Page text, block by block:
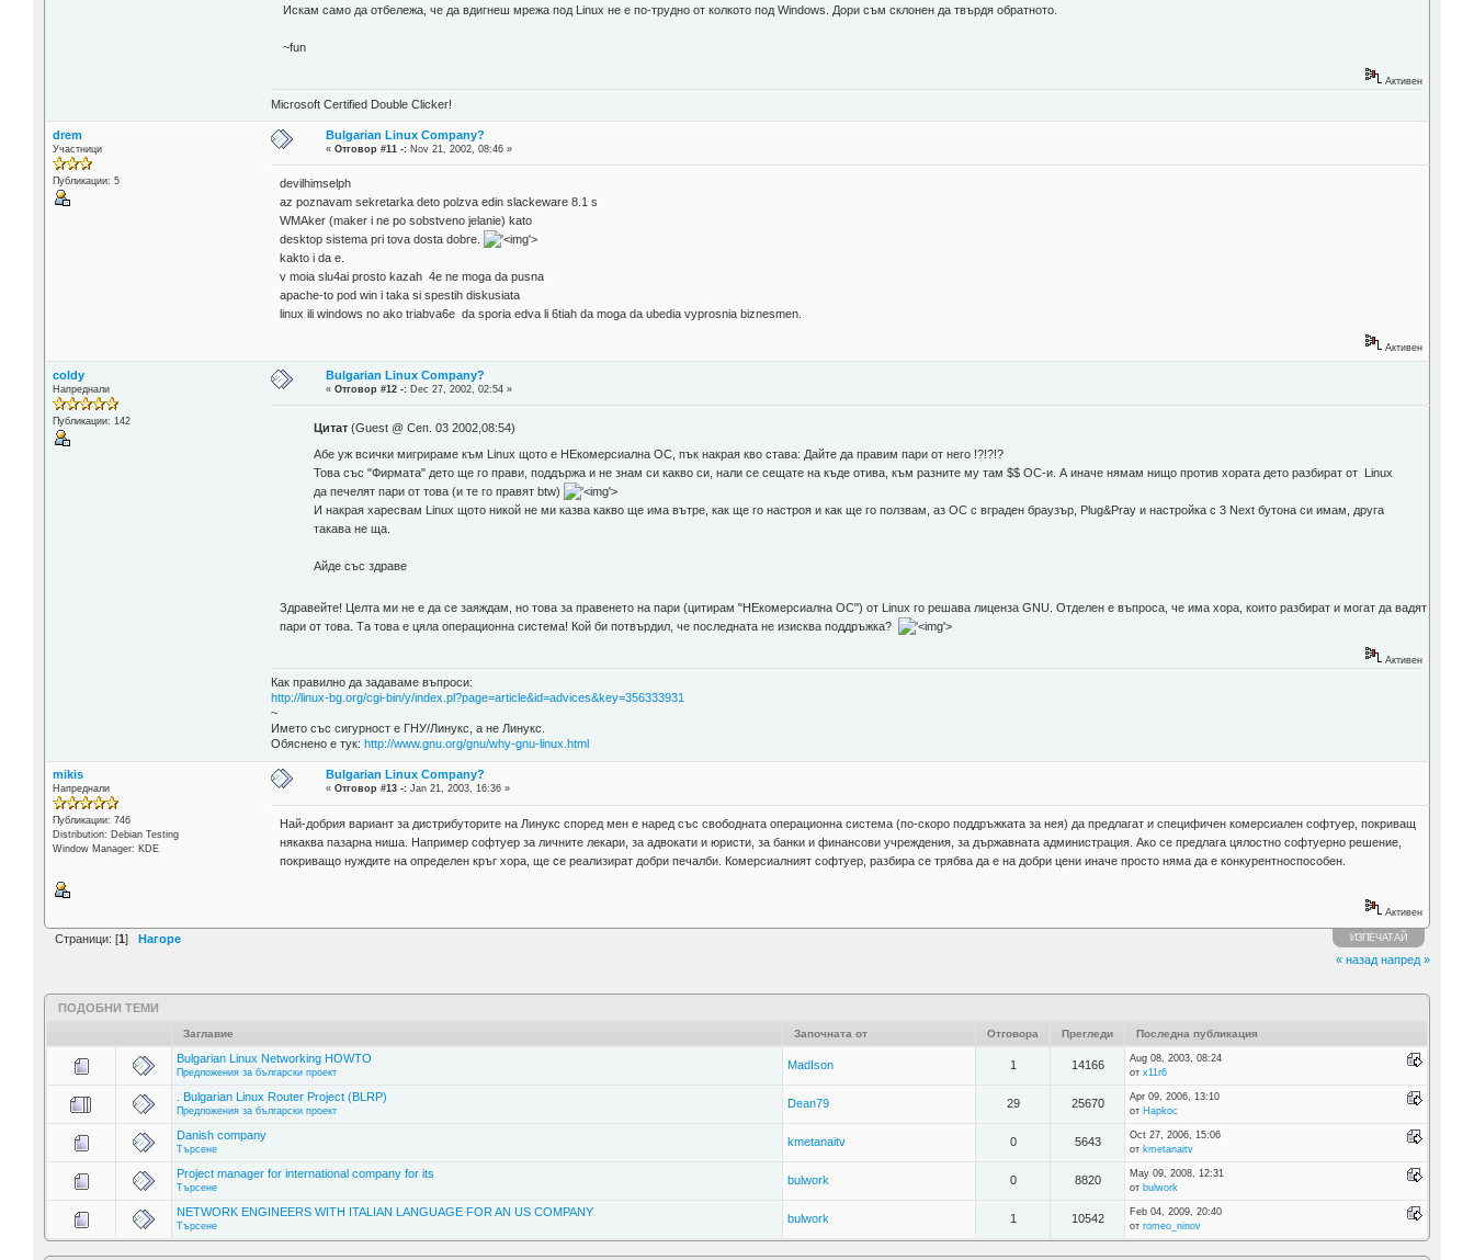
Искам само да отбележа, че да вдигнеш мрежа под Linux не е по-трудно от колкото под Windows. Дори съм склонен да твърдя обратното.
~fun
Активен
Microsoft Certified Double Clicker!
drem
Участници
Публикации: 5
Bulgarian Linux Company?
«Отговор #11 -: Nov 21, 2002, 08:46 »
devilhimselph
az poznavam sekretarka deto polzva edin slackeware 8.1 s
WMAker (maker i ne po sobstveno jelanie) kato
desktop sistema pri tova dosta dobre.
'>
kakto i da e.
v moia slu4ai prosto kazah 4e ne moga da pusna
apache-to pod win i taka si spestih diskusiata
linux ili windows no ako triabva6e da sporia edva li 6tiah da moga da ubedia vyprosnia biznesmen.
Активен
coldy
Напреднали
Публикации: 142
Bulgarian Linux Company?
«Отговор #12 -: Dec 27, 2002, 02:54 »
Цитат(Guest @ Сеп. 03 2002,08:54)
Абе уж всички мигрираме към Linux щото е НЕкомерсиална ОС, пък накрая кво става: Дайте да правим пари от него !?!?!?
Това със "Фирмата" дето ще го прави, поддържа и не знам си какво си, нали се сещате на къде отива, към разните му там $$ ОС-и. А иначе нямам нищо против хората дето разбират от Linux
да печелят пари от това (и те го правят btw)
'>
И накрая харесвам Linux щото никой не ми казва какво ще има вътре, как ще го настроя и как ще го ползвам, аз ОС с вграден браузър, Plug&Pray и настройка с 3 Next бутона си имам, друга
такава не ща.
Айде със здраве
Здравейте! Целта ми не е да се заяждам, но това за правенето на пари (цитирам "НЕкомерсиална ОС") от Linux го решава лиценза GNU. Отделен е въпроса, че има хора, които разбират и могат да вадят
пари от това. Та това е цяла операционна система! Кой би потвърдил, че последната не изисква поддръжка?
'>
Активен
Как правилно да задаваме въпроси:
http://linux-bg.org/cgi-bin/y/index.pl?page=article&id=advices&key=356333931
~
Името със сигурност е ГНУ/Линукс, а не Линукс.
Обяснено е тук: http://www.gnu.org/gnu/why-gnu-linux.html
mikis
Напреднали
Публикации: 746
Distribution: Debian Testing
Window Manager: KDE
Bulgarian Linux Company?
«Отговор #13 -: Jan 21, 2003, 16:36 »
Най-добрия вариант за дистрибуторите на Линукс според мен е наред със свободната операционна система (по-скоро поддръжката за нея) да предлагат и специфичен комерсиален софтуер, покриващ
някаква пазарна ниша. Например софтуер за личните лекари, за адвокати и юристи, за банки и финансови учреждения, за държавната администрация. Ако се предлага цялостно софтуерно решение,
покриващо нуждите на определен кръг хора, ще се реализират добри печалби. Комерсиалният софтуер, разбира се трябва да е на добри цени иначе просто няма да е конкурентноспособен.
Активен
Страници: [1] Нагоре ИЗПЕЧАТАЙ
« назад напред »
ПОДОБНИ ТЕМИ
Заглавие Започната от Отговора Прегледи Последна публикация
Bulgarian Linux Networking HOWTO
Предложения за български проект
MadIson 1 14166
Aug 08, 2003, 08:24
от x11r6
. Bulgarian Linux Router Project (BLRP)
Предложения за български проект
Dean79 29 25670
Apr 09, 2006, 13:10
от Hapkoc
Danish company
Търсене
kmetanaitv 0 5643
Oct 27, 2006, 15:06
от kmetanaitv
Project manager for international company for its
Търсене
bulwork 0 8820
May 09, 2008, 12:31
от bulwork
NETWORK ENGINEERS WITH ITALIAN LANGUAGE FOR AN US COMPANY
Търсене
bulwork 1 10542
Feb 04, 2009, 20:40
от romeo_ninov